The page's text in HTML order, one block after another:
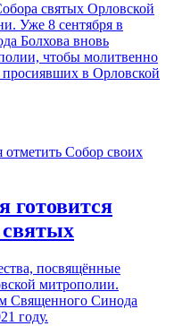
святых Орловской
Уже 8 сентября в
Болхова вновь
чтобы молитвенно
в Орловской
готовится
посвящённые
митрополии.
Священного Синода
году.